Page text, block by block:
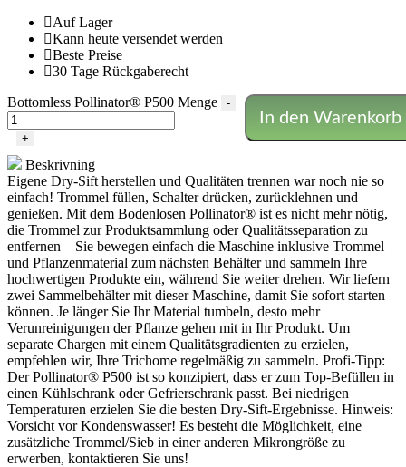
Auf Lager
Kann heute versendet werden
Beste Preise
30 Tage Rückgaberecht
Bottomless Pollinator® P500 Menge
-
+
In den Warenkorb
Beskrivning
Eigene Dry-Sift herstellen und Qualitäten trennen war noch nie so
einfach! Trommel füllen, Schalter drücken, zurücklehnen und
genießen. Mit dem Bodenlosen Pollinator® ist es nicht mehr nötig,
die Trommel zur Produktsammlung oder Qualitätsseparation zu
entfernen – Sie bewegen einfach die Maschine inklusive Trommel
und Pflanzenmaterial zum nächsten Behälter und sammeln Ihre
hochwertigen Produkte ein, während Sie weiter drehen. Wir liefern
zwei Sammelbehälter mit dieser Maschine, damit Sie sofort starten
können. Je länger Sie Ihr Material tumbeln, desto mehr
Verunreinigungen der Pflanze gehen mit in Ihr Produkt. Um
separate Chargen mit einem Qualitätsgradienten zu erzielen,
empfehlen wir, Ihre Trichome regelmäßig zu sammeln. Profi-Tipp:
Der Pollinator® P500 ist so konzipiert, dass er zum Top-Befüllen in
einen Kühlschrank oder Gefrierschrank passt. Bei niedrigen
Temperaturen erzielen Sie die besten Dry-Sift-Ergebnisse. Hinweis:
Vorsicht vor Kondenswasser! Es besteht die Möglichkeit, eine
zusätzliche Trommel/Sieb in einer anderen Mikrongröße zu
erwerben, kontaktieren Sie uns!